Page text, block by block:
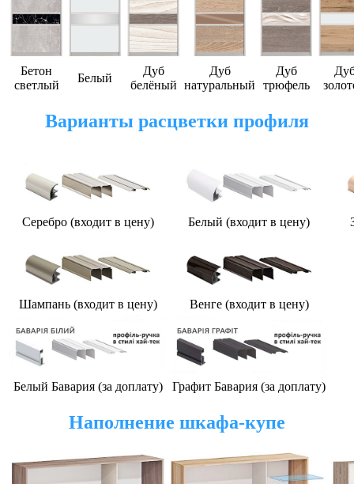
Бетон
светлый
Белый
Дуб
белёный
Дуб
натуральный
Дуб
трюфель
Варианты расцветки профиля
Серебро (входит в цену) Белый (входит в цену)
Шампань (входит в цену) Венге (входит в цену)
Белый Бавария (за доплату) Графит Бавария (за доплату)
Наполнение шкафа-купе